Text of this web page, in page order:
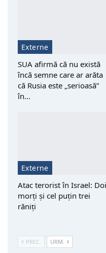
Externe
SUA afirmă că nu există
încă semne care ar arăta
că Rusia este „serioasă”
în…
Externe
Atac terorist în Israel: Doi
morţi şi cel puțin trei
răniţi
PREC. URM.